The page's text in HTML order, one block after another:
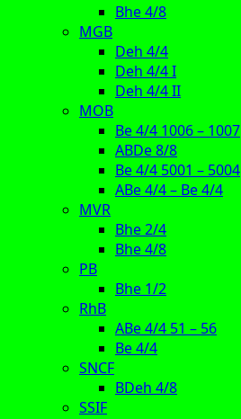
Bhe 4/8
MGB
Deh 4/4
Deh 4/4 I
Deh 4/4 II
MOB
Be 4/4 1006 – 1007
ABDe 8/8
Be 4/4 5001 – 5004
ABe 4/4 – Be 4/4
MVR
Bhe 2/4
Bhe 4/8
PB
Bhe 1/2
RhB
ABe 4/4 51 – 56
Be 4/4
SNCF
BDeh 4/8
SSIF